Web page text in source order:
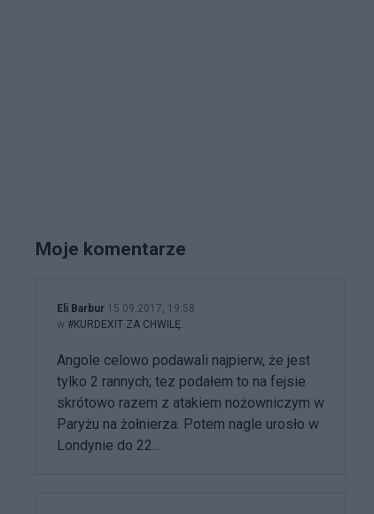
Moje komentarze
Eli Barbur 15.09.2017, 19:58
w #KURDEXIT ZA CHWILĘ.
Angole celowo podawali najpierw, że jest
tylko 2 rannych; tez podałem to na fejsie
skrótowo razem z atakiem nożowniczym w
Paryżu na żołnierza. Potem nagle urosło w
Londynie do 22...